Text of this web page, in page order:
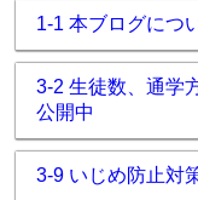
1-1 本ブログにつ
3-2 生徒数、通
公開中
3-9 いじめ防止対